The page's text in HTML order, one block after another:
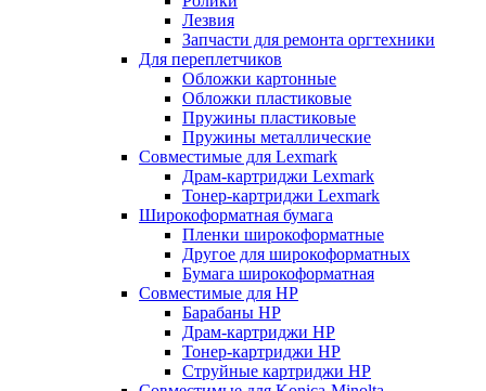
Лезвия
Запчасти для ремонта оргтехники
Для переплетчиков
Обложки картонные
Обложки пластиковые
Пружины пластиковые
Пружины металлические
Совместимые для Lexmark
Драм-картриджи Lexmark
Тонер-картриджи Lexmark
Широкоформатная бумага
Пленки широкоформатные
Другое для широкоформатных
Бумага широкоформатная
Совместимые для HP
Барабаны HP
Драм-картриджи HP
Тонер-картриджи HP
Струйные картриджи HP